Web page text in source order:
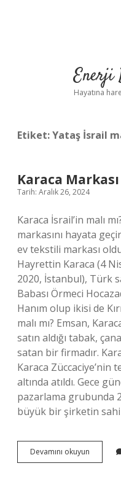
Enerji
Hayatına
Etiket:Yataş İsrail
Karaca
Tarih: Aralık 26, 2024
Karaca İsrail’in malı
markasını hayata
ev tekstili markası
Hayrettin Karaca (4
2020, İstanbul), Türk
Babası Örmeci
Hanım olup ikisi de
malı mı? Emsan,
satın aldığı tabak,
satan bir firmadır.
Karaca
altında atıldı. Gece
pazarlama grubunda
büyük bir şirketin
Devamını okuyun
Markası